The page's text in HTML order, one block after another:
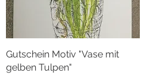
Schnellansicht
Gutschein Motiv "Vase mit
gelben Tulpen"